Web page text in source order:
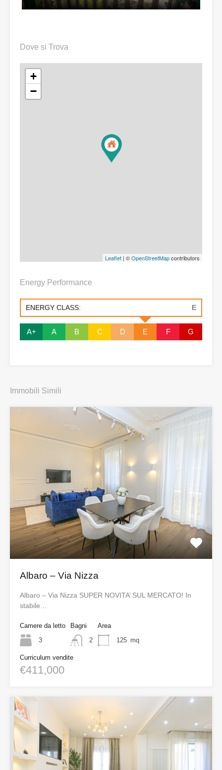
Dove si Trova
+
−
Leaflet | ©OpenStreetMapcontributors
Energy Performance
ENERGY CLASS: E
A+ A B C D E F G
Immobili Simili
Albaro – Via Nizza
Albaro – Via Nizza SUPER NOVITA’ SUL MERCATO! In
stabile…
Camere da letto
3
Bagni
2
Area
125 mq
Curriculum vendite
€411,000